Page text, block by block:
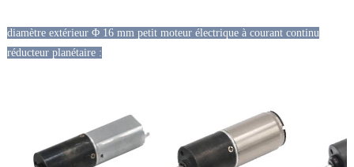
diamètre extérieur Φ 16 mm petit moteur électrique à courant continu
réducteur planétaire :